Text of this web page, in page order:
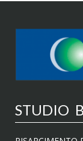
STUDIO